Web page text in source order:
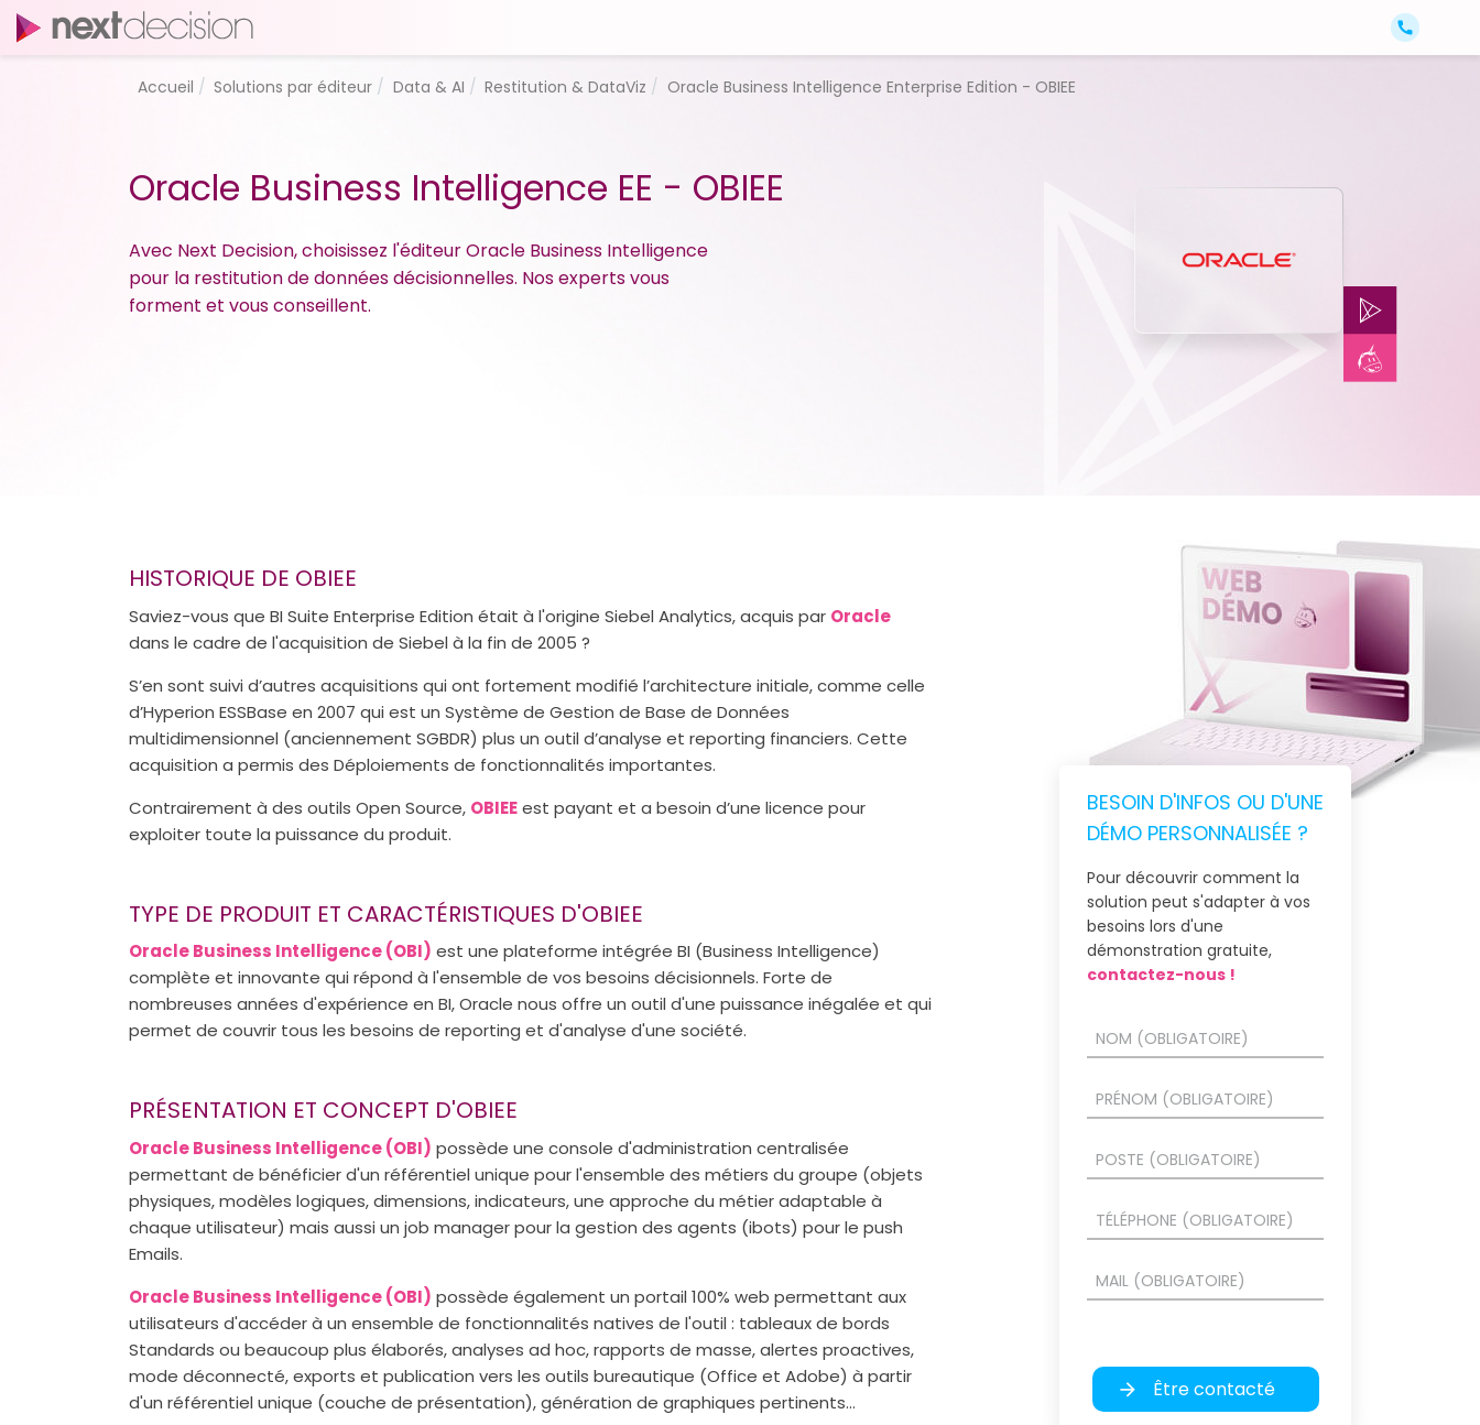
Accueil Solutions par éditeur Data & AI Restitution & DataViz Oracle Business Intelligence Enterprise Edition - OBIEE
Oracle Business Intelligence EE - OBIEE
Avec Next Decision, choisissez l'éditeur Oracle Business Intelligence
pour la restitution de données décisionnelles. Nos experts vous
forment et vous conseillent.
HISTORIQUE DE OBIEE
Saviez-vous que BI Suite Enterprise Edition était à l'origine Siebel Analytics, acquis par Oracle
dans le cadre de l'acquisition de Siebel à la fin de 2005 ?
S’en sont suivi d’autres acquisitions qui ont fortement modifié l’architecture initiale, comme celle
d’Hyperion ESSBase en 2007 qui est un Système de Gestion de Base de Données
multidimensionnel (anciennement SGBDR) plus un outil d’analyse et reporting financiers. Cette
acquisition a permis des Déploiements de fonctionnalités importantes.
Contrairement à des outils Open Source, OBIEEest payant et a besoin d’une licence pour
exploiter toute la puissance du produit.
TYPE DE PRODUIT ET CARACTÉRISTIQUES D'OBIEE
Oracle Business Intelligence (OBI) est une plateforme intégrée BI (Business Intelligence)
complète et innovante qui répond à l'ensemble de vos besoins décisionnels. Forte de
nombreuses années d'expérience en BI, Oracle nous offre un outil d'une puissance inégalée et qui
permet de couvrir tous les besoins de reporting et d'analyse d'une société.
PRÉSENTATION ET CONCEPT D'OBIEE
Oracle Business Intelligence (OBI) possède une console d'administration centralisée
permettant de bénéficier d'un référentiel unique pour l'ensemble des métiers du groupe (objets
physiques, modèles logiques, dimensions, indicateurs, une approche du métier adaptable à
chaque utilisateur) mais aussi un job manager pour la gestion des agents (ibots) pour le push
Emails.
Oracle Business Intelligence (OBI) possède également un portail 100% web permettant aux
utilisateurs d'accéder à un ensemble de fonctionnalités natives de l'outil : tableaux de bords
Standards ou beaucoup plus élaborés, analyses ad hoc, rapports de masse, alertes proactives,
mode déconnecté, exports et publication vers les outils bureautique (Office et Adobe) à partir
d'un référentiel unique (couche de présentation), génération de graphiques pertinents...
BESOIN D'INFOS OU D'UNE
DÉMO PERSONNALISÉE ?
Pour découvrir comment la
solution peut s'adapter à vos
besoins lors d'une
démonstration gratuite,
contactez-nous !
Être contacté